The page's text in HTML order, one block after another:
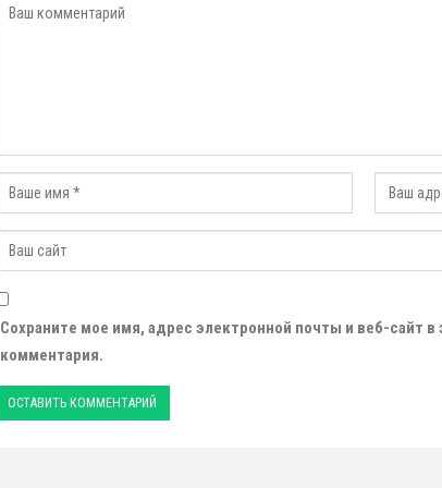
Сохраните мое имя, адрес электронной почты и веб-сайт
комментария.